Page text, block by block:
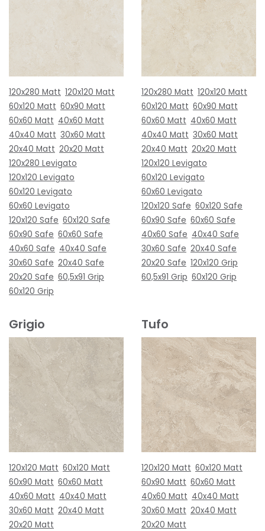
120x280 Matt 120x120 Matt
60x120 Matt 60x90 Matt
60x60 Matt 40x60 Matt
40x40 Matt 30x60 Matt
20x40 Matt 20x20 Matt
120x280 Levigato
120x120 Levigato
60x120 Levigato
60x60 Levigato
120x120 Safe 60x120 Safe
60x90 Safe 60x60 Safe
40x60 Safe 40x40 Safe
30x60 Safe 20x40 Safe
20x20 Safe 60,5x91 Grip
60x120 Grip
120x280 Matt 120x120 Matt
60x120 Matt 60x90 Matt
60x60 Matt 40x60 Matt
40x40 Matt 30x60 Matt
20x40 Matt 20x20 Matt
120x120 Levigato
60x120 Levigato
60x60 Levigato
120x120 Safe 60x120 Safe
60x90 Safe 60x60 Safe
40x60 Safe 40x40 Safe
30x60 Safe 20x40 Safe
20x20 Safe 120x120 Grip
60,5x91 Grip 60x120 Grip
Grigio
120x120 Matt 60x120 Matt
60x90 Matt 60x60 Matt
40x60 Matt 40x40 Matt
30x60 Matt 20x40 Matt
20x20 Matt
Tufo
120x120 Matt 60x120 Matt
60x90 Matt 60x60 Matt
40x60 Matt 40x40 Matt
30x60 Matt 20x40 Matt
20x20 Matt